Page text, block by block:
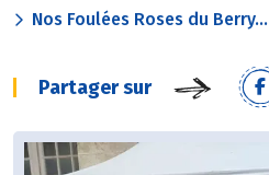
Nos Foulées Roses du Berry...
Partager sur